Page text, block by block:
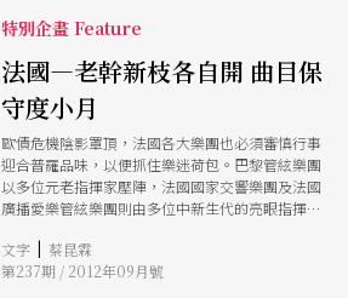
中曲目朗朗上口，這樣已經足夠讓一部作品在觀眾
的腦海中留下一定程度深刻的印記！ 如果您看過
無數百老匯音樂劇、也能夠哼唱出很多著名音樂劇
的旋律，但是卻從沒看過台灣自己的創作，相信這
部作品是您對台灣本土自製音樂劇的入門首選。
特別企畫 Feature
法國—老幹新枝各自開 曲目保
守度小月
歐債危機陰影罩頂，法國各大樂團也必須審慎行事
迎合普羅品味，以便抓住樂迷荷包。巴黎管絃樂團
以多位元老指揮家壓陣，法國國家交響樂團及法國
廣播愛樂管絃樂團則由多位中新生代的亮眼指揮上
證。
文字 | 蔡昆霖
第237期 / 2012年09月號